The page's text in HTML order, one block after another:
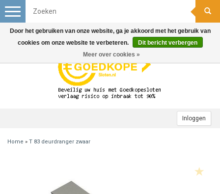
Inloggen
Toggle
navigation
Home » T 83 deurdranger zwaar
Door het gebruiken van onze website, ga je akkoord met het gebruik van
cookies om onze website te verbeteren.
Dit bericht verbergen
Meer over cookies »